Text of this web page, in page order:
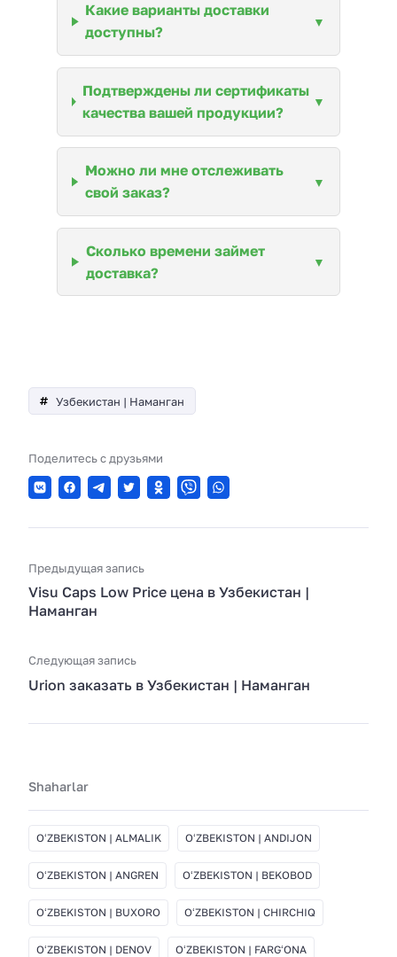
Какие варианты доставки
доступны?
Подтверждены ли сертификаты
качества вашей продукции?
Можно ли мне отслеживать
свой заказ?
Сколько времени займет
доставка?
Узбекистан | Наманган
Поделитесь с друзьями
Предыдущая запись
Visu Caps Low Price цена в Узбекистан |
Наманган
Следующая запись
Urion заказать в Узбекистан | Наманган
Shaharlar
OʻZBEKISTON | ALMALIK OʻZBEKISTON | ANDIJON
OʻZBEKISTON | ANGREN OʻZBEKISTON | BEKOBOD
OʻZBEKISTON | BUXORO OʻZBEKISTON | CHIRCHIQ
OʻZBEKISTON | DENOV OʻZBEKISTON | FARGʻONA